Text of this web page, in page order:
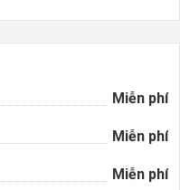
Miễn phí
Miễn phí
Miễn phí